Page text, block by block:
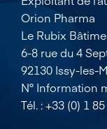
Orion Pharma
Le Rubix
6-8 rue du 4
92130 Issy-les-
N° Information
Tél. : +33 (0) 1